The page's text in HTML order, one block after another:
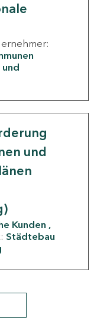
und
Kunden
Städtebau